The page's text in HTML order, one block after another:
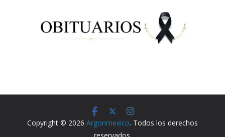
Copyright © 2026 Argonmexico. Todos los derechos